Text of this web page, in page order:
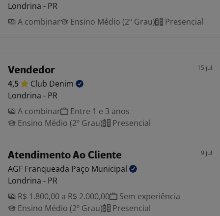
Londrina - PR
A combinar
Ensino Médio (2º Grau) Presencial
Vendedor 15 jul
4,5 Club Denim
Londrina - PR
A combinar
Entre 1 e 3 anos
Ensino Médio (2º Grau)
Presencial
Atendimento Ao Cliente 9 jul
AGF Franqueada Paço Municipal
Londrina - PR
R$ 1.800,00 a R$ 2.000,00
Sem experiência
Ensino Médio (2º Grau)
Presencial